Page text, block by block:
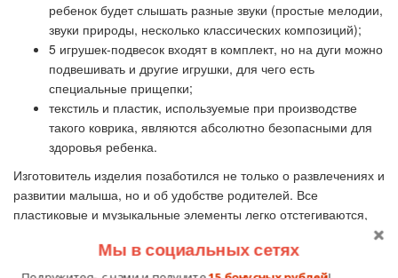
ребенок будет слышать разные звуки (простые мелодии,
звуки природы, несколько классических композиций);
5 игрушек-подвесок входят в комплект, но на дуги можно
подвешивать и другие игрушки, для чего есть
специальные прищепки;
текстиль и пластик, используемые при производстве
такого коврика, являются абсолютно безопасными для
здоровья ребенка.
Изготовитель изделия позаботился не только о развлечениях и
развитии малыша, но и об удобстве родителей. Все
пластиковые и музыкальные элементы легко отстегиваются,
цвета остаются яркими и привлекательными.
Мы в социальных сетях